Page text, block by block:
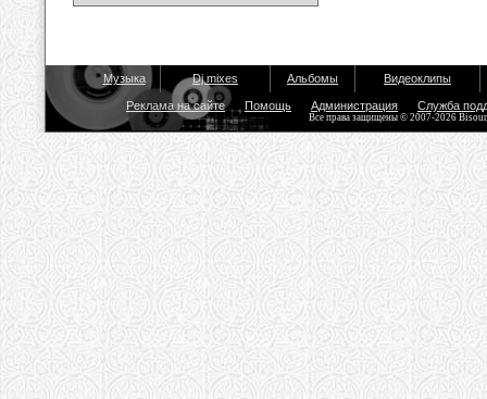
Музыка Dj mixes Альбомы Видеоклипы
Реклама на сайте Помощь Администрация Служба
Все права защищены © 2007-2026